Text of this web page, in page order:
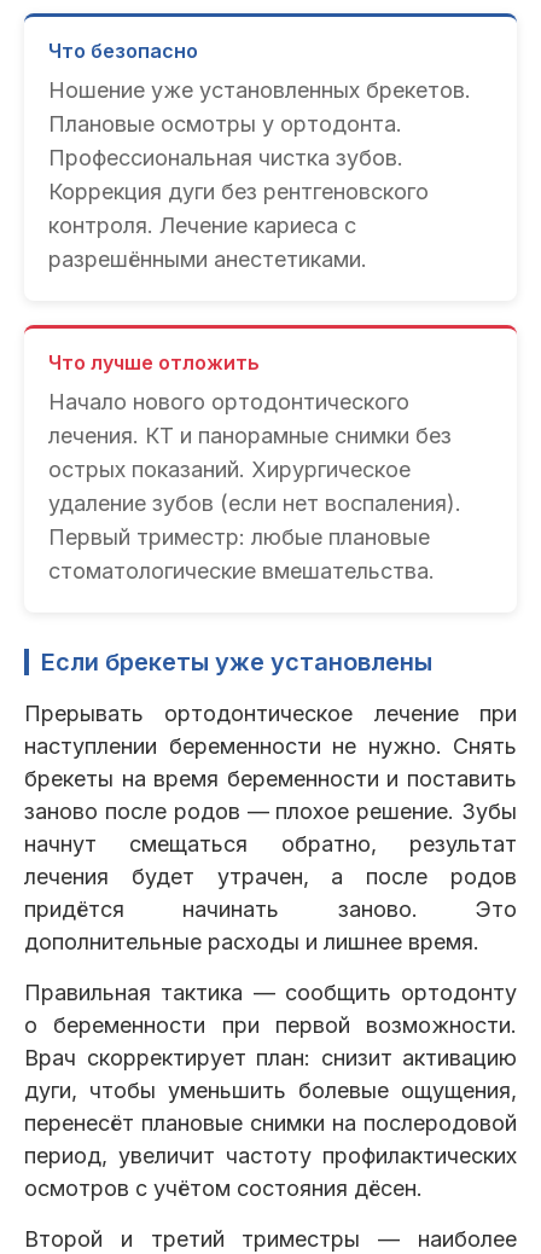
Что безопасно
Ношение уже установленных брекетов.
Плановые осмотры у ортодонта.
Профессиональная чистка зубов.
Коррекция дуги без рентгеновского
контроля. Лечение кариеса с
разрешёнными анестетиками.
Что лучше отложить
Начало нового ортодонтического
лечения. КТ и панорамные снимки без
острых показаний. Хирургическое
удаление зубов (если нет воспаления).
Первый триместр: любые плановые
стоматологические вмешательства.
Если брекеты уже установлены
Прерывать ортодонтическое лечение при
наступлении беременности не нужно. Снять
брекеты на время беременности и поставить
заново после родов — плохое решение. Зубы
начнут смещаться обратно, результат
лечения будет утрачен, а после родов
придётся начинать заново. Это
дополнительные расходы и лишнее время.
Правильная тактика — сообщить ортодонту
о беременности при первой возможности.
Врач скорректирует план: снизит активацию
дуги, чтобы уменьшить болевые ощущения,
перенесёт плановые снимки на послеродовой
период, увеличит частоту профилактических
осмотров с учётом состояния дёсен.
Второй и третий триместры — наиболее